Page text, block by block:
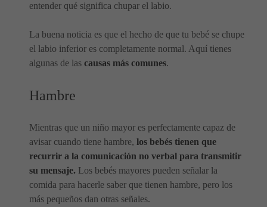
entender qué significa chupar el labio.
La buena noticia es que el hecho de que tu bebé se chupe
el labio inferior es completamente normal. Aquí tienes
algunas de las causas más comunes.
Hambre
Mientras que un niño mayor es perfectamente capaz de
avisar cuando tiene hambre, los bebés tienen que
recurrir a la comunicación no verbal para transmitir
su mensaje. Los bebés mayores pueden señalar la
comida para hacerle saber que tienen hambre, pero los
más pequeños dan otras señales.